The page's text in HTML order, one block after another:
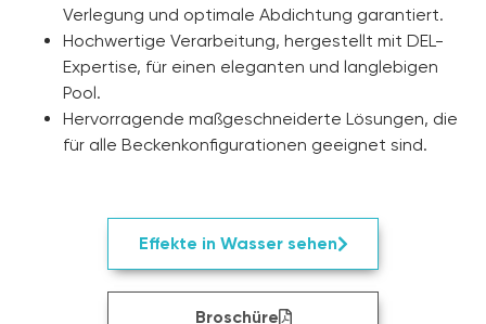
Verlegung und optimale Abdichtung garantiert.
Hochwertige Verarbeitung, hergestellt mit DEL-
Expertise, für einen eleganten und langlebigen
Pool.
Hervorragende maßgeschneiderte Lösungen, die
für alle Beckenkonfigurationen geeignet sind.
Effekte in Wasser sehen
Broschüre